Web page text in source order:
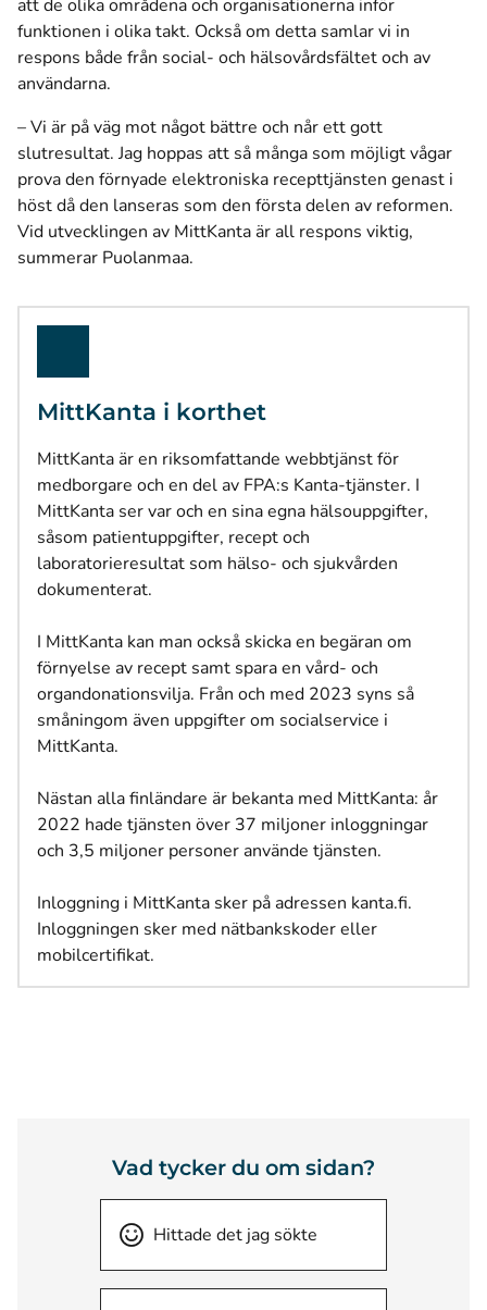
att de olika områdena och organisationerna inför
funktionen i olika takt. Också om detta samlar vi in
respons både från social- och hälsovårdsfältet och av
användarna.
– Vi är på väg mot något bättre och når ett gott
slutresultat. Jag hoppas att så många som möjligt vågar
prova den förnyade elektroniska recepttjänsten genast i
höst då den lanseras som den första delen av reformen.
Vid utvecklingen av MittKanta är all respons viktig,
summerar Puolanmaa.
MittKanta i korthet
MittKanta är en riksomfattande webbtjänst för
medborgare och en del av FPA:s Kanta-tjänster. I
MittKanta ser var och en sina egna hälsouppgifter,
såsom patientuppgifter, recept och
laboratorieresultat som hälso- och sjukvården
dokumenterat.
I MittKanta kan man också skicka en begäran om
förnyelse av recept samt spara en vård- och
organdonationsvilja. Från och med 2023 syns så
småningom även uppgifter om socialservice i
MittKanta.
Nästan alla finländare är bekanta med MittKanta: år
2022 hade tjänsten över 37 miljoner inloggningar
och 3,5 miljoner personer använde tjänsten.
Inloggning i MittKanta sker på adressen kanta.fi.
Inloggningen sker med nätbankskoder eller
mobilcertifikat.
Vad tycker du om sidan?
Hittade det jag sökte